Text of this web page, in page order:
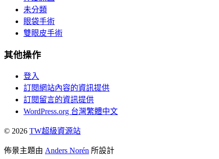
未分類
眼袋手術
雙眼皮手術
其他操作
登入
訂閱網站內容的資訊提供
訂閱留言的資訊提供
WordPress.org 台灣繁體中文
© 2026 TW超級資源站
佈景主題由 Anders Norén 所設計